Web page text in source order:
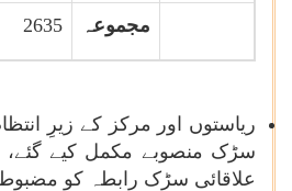
مجموعہ 2635
سڑک منصوبے مکمل کیے
علاقائی سڑک رابطہ کو